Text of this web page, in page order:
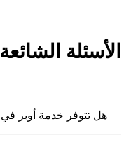
الأسئلة الشائعة
هل تتوفر خدمة أوبر في Watertown؟